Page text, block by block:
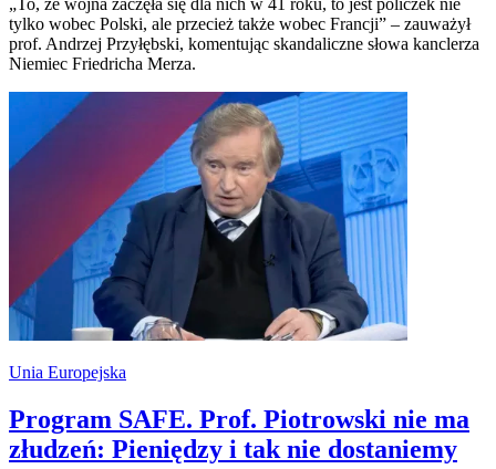
„To, że wojna zaczęła się dla nich w 41 roku, to jest policzek nie
tylko wobec Polski, ale przecież także wobec Francji” – zauważył
prof. Andrzej Przyłębski, komentując skandaliczne słowa kanclerza
Niemiec Friedricha Merza.
Unia Europejska
Program SAFE. Prof. Piotrowski nie ma
złudzeń: Pieniędzy i tak nie dostaniemy